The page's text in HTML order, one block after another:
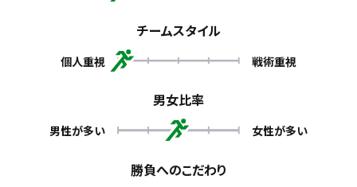
チームスタイル
個人重視 戦術重視
男女比率
男性が多い 女性が多い
勝負へのこだわり